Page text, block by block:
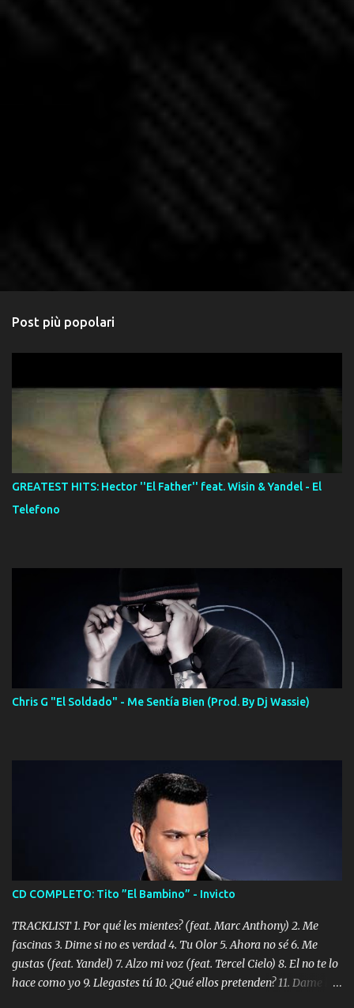
Post più popolari
GREATEST HITS: Hector ''El Father'' feat. Wisin & Yandel - El
Telefono
Chris G "El Soldado" - Me Sentía Bien (Prod. By Dj Wassie)
CD COMPLETO: Tito ”El Bambino” - Invicto
TRACKLIST 1. Por qué les mientes? (feat. Marc Anthony) 2. Me
fascinas 3. Dime si no es verdad 4. Tu Olor 5. Ahora no sé 6. Me
gustas (feat. Yandel) 7. Alzo mi voz (feat. Tercel Cielo) 8. El no te lo
hace como yo 9. Llegastes tú 10. ¿Qué ellos pretenden? 11. Dame la